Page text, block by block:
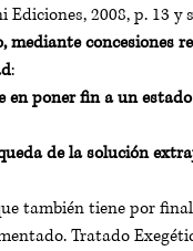
Ediciones, 2008, p. 13 y
concesiones
:
en poner fin a un
de la solución
también tiene por
Tratado